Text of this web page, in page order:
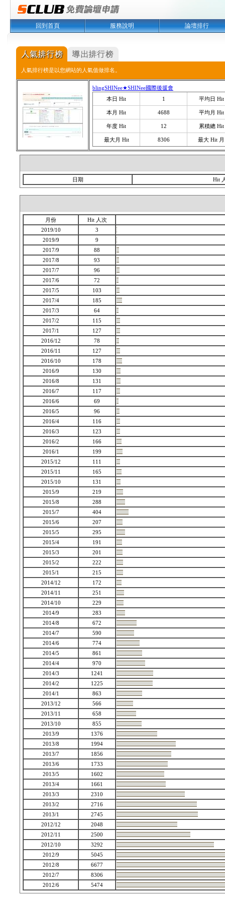
回到首頁 服務說明 論壇排行
人氣排行榜是以您網站的人氣值做排名。
blingSHINee★SHINee國際後援會
本日 Hit
1 平均日 Hit
本月 Hit 4688 平均月 Hit
年度 Hit 12 累積總 Hit
最大月 Hit 8306 最大 Hit 月
日期 Hit
月份
Hit 人次
2019/10
3
2019/9
9
2017/9
88
2017/8
93
2017/7
96
2017/6
72
2017/5
103
2017/4
185
2017/3
64
2017/2
115
2017/1
127
2016/12
78
2016/11
127
2016/10
178
2016/9
130
2016/8
131
2016/7
117
2016/6
69
2016/5
96
2016/4
116
2016/3
123
2016/2
166
2016/1
199
2015/12
111
2015/11
165
2015/10
131
2015/9
219
2015/8
288
2015/7
404
2015/6
207
2015/5
295
2015/4
191
2015/3
201
2015/2
222
2015/1
215
2014/12
172
2014/11
251
2014/10
229
2014/9
283
2014/8
672
2014/7
590
2014/6
774
2014/5
861
2014/4
970
2014/3
1241
2014/2
1225
2014/1
863
2013/12
566
2013/11
658
2013/10
855
2013/9
1376
2013/8
1994
2013/7
1856
2013/6
1733
2013/5
1602
2013/4
1661
2013/3
2310
2013/2
2716
2013/1
2745
2012/12
2048
2012/11
2500
2012/10
3292
2012/9
5045
2012/8
6677
2012/7
8306
2012/6
5474